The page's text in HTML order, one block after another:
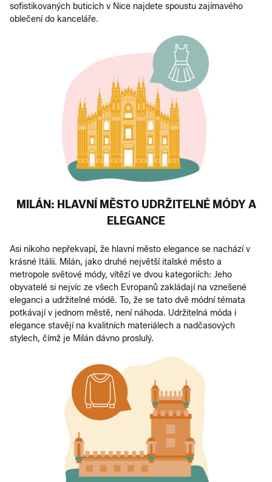
sofistikovaných buticích v Nice najdete spoustu zajímavého
oblečení do kanceláře.
MILÁN: HLAVNÍ MĚSTO UDRŽITELNÉ MÓDY A
ELEGANCE
Asi nikoho nepřekvapí, že hlavní město elegance se nachází v
krásné Itálii. Milán, jako druhé největší italské město a
metropole světové módy, vítězí ve dvou kategoriích: Jeho
obyvatelé si nejvíc ze všech Evropanů zakládají na vznešené
eleganci a udržitelné módě. To, že se tato dvě módní témata
potkávají v jednom městě, není náhoda. Udržitelná móda i
elegance stavějí na kvalitních materiálech a nadčasových
stylech, čímž je Milán dávno proslulý.